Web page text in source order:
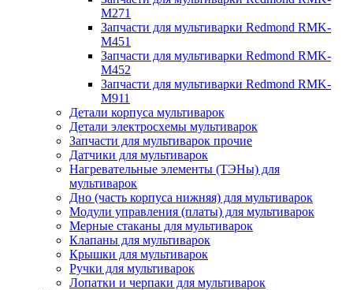
M271
Запчасти для мультиварки Redmond RMK-
M451
Запчасти для мультиварки Redmond RMK-
M452
Запчасти для мультиварки Redmond RMK-
M911
Детали корпуса мультиварок
Детали электросхемы мультиварок
Запчасти для мультиварок прочие
Датчики для мультиварок
Нагревательные элементы (ТЭНы) для
мультиварок
Дно (часть корпуса нижняя) для мультиварок
Модули управления (платы) для мультиварок
Мерные стаканы для мультиварок
Клапаны для мультиварок
Крышки для мультиварок
Ручки для мультиварок
Лопатки и черпаки для мультиварок